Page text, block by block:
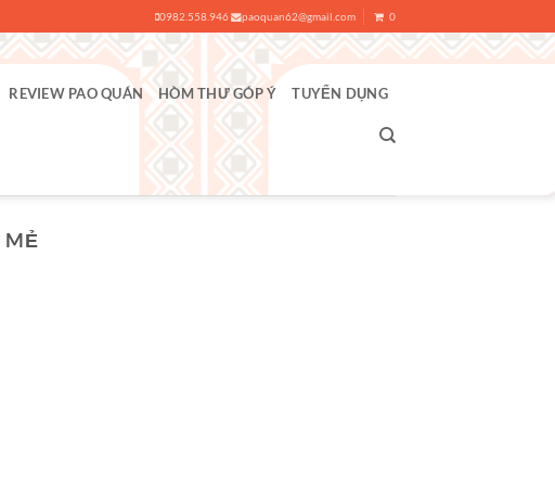
0982.558.946 paoquan62@gmail.com 0
REVIEW PAO QUÁN HÒM THƯ GÓP Ý TUYỂN DỤNG
MẺ